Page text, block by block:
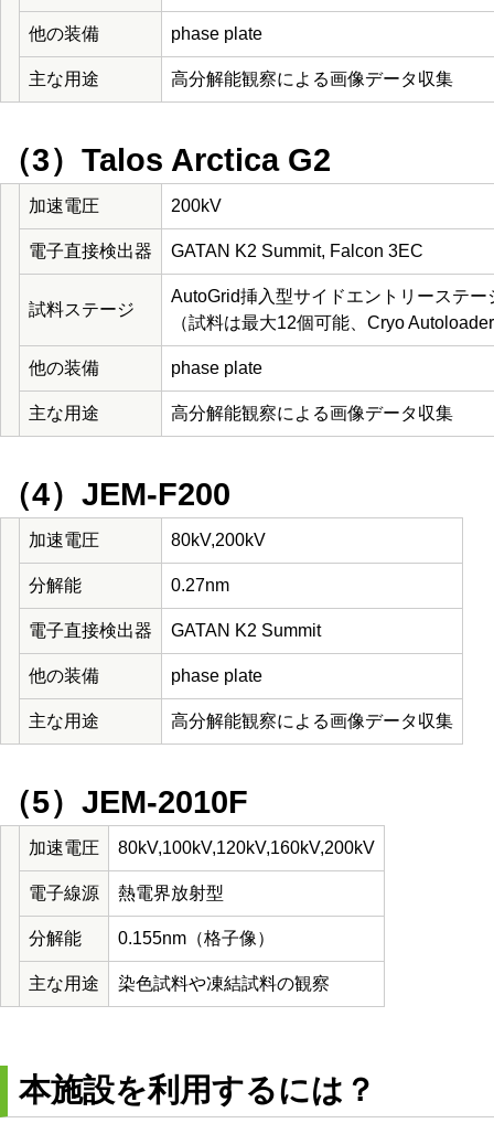
他の装備 phase plate
主な用途 高分解能観察による画像データ収集
（3）Talos Arctica G2
加速電圧 200kV
電子直接検出器 GATAN K2 Summit, Falcon 3EC
試料ステージ
AutoGrid挿入型サイドエントリーステー
（試料は最大12個可能、Cryo
他の装備 phase plate
主な用途 高分解能観察による画像データ収集
（4）JEM-F200
加速電圧 80kV,200kV
分解能 0.27nm
電子直接検出器 GATAN K2 Summit
他の装備 phase plate
主な用途 高分解能観察による画像データ収集
（5）JEM-2010F
加速電圧 80kV,100kV,120kV,160kV,200kV
電子線源 熱電界放射型
分解能 0.155nm（格子像）
主な用途 染色試料や凍結試料の観察
本施設を利用するには？